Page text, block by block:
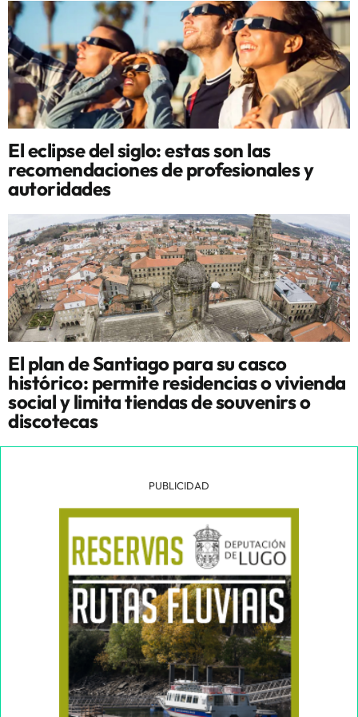
El eclipse del siglo: estas son las
recomendaciones de profesionales y
autoridades
El plan de Santiago para su casco
histórico: permite residencias o vivienda
social y limita tiendas de souvenirs o
discotecas
PUBLICIDAD